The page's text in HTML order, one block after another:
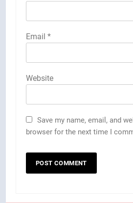
Email *
Website
Save my name, email, and
browser for the next time I